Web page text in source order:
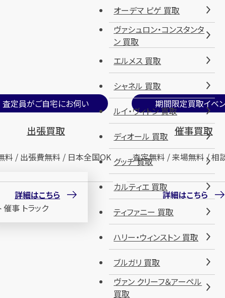
査定員がご自宅にお伺い
出張買取
料 / 出張費無料 / 日本全国OK
詳細はこちら
期間限定買取イベ
催事買取
査定無料 / 来場無料 / 相
詳細はこちら
オーデマ ピゲ 買取
ヴァシュロン・コンスタンタ
ン 買取
エルメス 買取
シャネル 買取
ルイ・ヴィトン 買取
ディオール 買取
グッチ 買取
カルティエ 買取
ティファニー 買取
ハリー・ウィンストン 買取
ブルガリ 買取
ヴァン クリーフ＆アーペル
買取